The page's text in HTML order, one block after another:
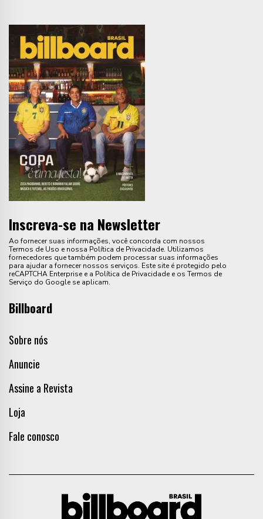
Inscreva-se na Newsletter
Ao fornecer suas informações, você concorda com nossos
Termos de Uso e nossa Política de Privacidade. Utilizamos
fornecedores que também podem processar suas informações
para ajudar a fornecer nossos serviços. Este site é protegido pelo
reCAPTCHA Enterprise e a Política de Privacidade e os Termos de
Serviço do Google se aplicam.
Billboard
Sobre nós
Anuncie
Assine a Revista
Loja
Fale conosco